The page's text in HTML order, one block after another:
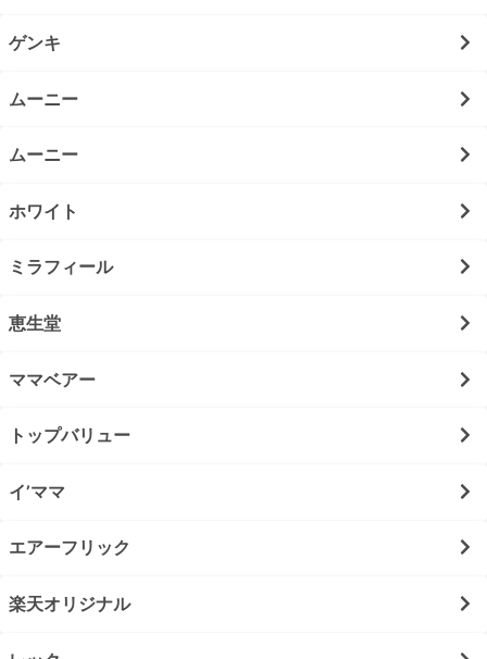
ゲンキ
ムーニー
ムーニー
ホワイト
ミラフィール
恵生堂
ママベアー
トップバリュー
イ’ママ
エアーフリック
楽天オリジナル